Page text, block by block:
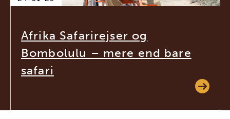
Afrika Safarirejser og
Bombolulu – mere end bare
safari